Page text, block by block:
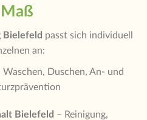
Bielefeld passt sich individuell
an:
Waschen, Duschen, An- und
Bielefeld – Reinigung,